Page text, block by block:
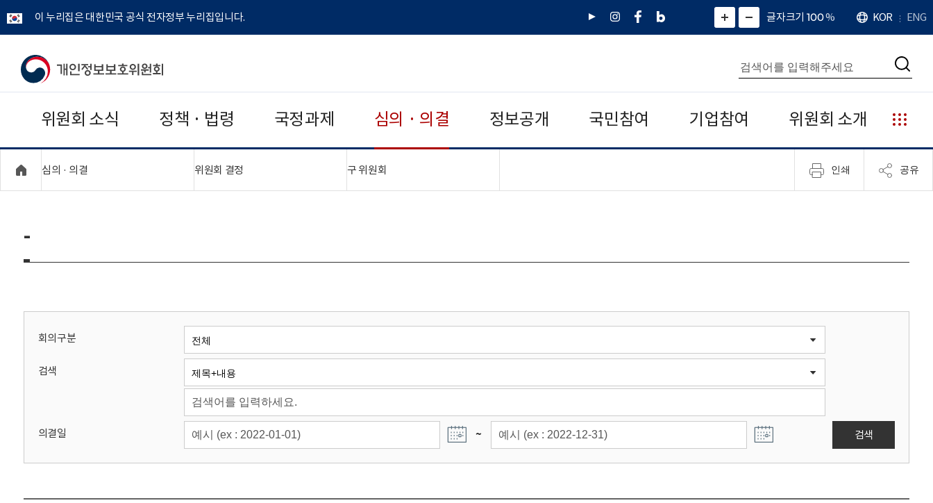
이 누리집은 대한민국 공식 전자정부 누리집입니다.
유
인
페
네
그
)
화
면
면
소
확
대
치
글자크기 100%
언
어
KOR ENG
개
보
보
위
회
통
합
검
색
검
위원회 소식 정책 · 법령 국정과제 심의 · 의결 정보공개 국민참여 기업참여 위원회 소개
누
리
집
안
심의 · 의결 위원회 결정 구 위원회 인쇄 공유
-
회의구분
검색
의결일 ~ 검색